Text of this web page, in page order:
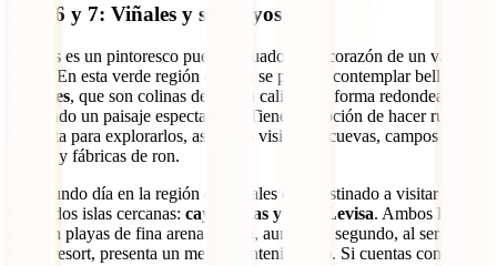
Días 6 y 7: Viñales y sus cayos
Viñales es un pintoresco pueblo situado en el corazón de un valle
único. En esta verde región cubana se pueden contemplar bellos
mogotes, que son colinas de piedra caliza con forma redondeada,
formando un paisaje espectacular. Tienes la opción de hacer rutas en
bicicleta para explorarlos, así como visitar las cuevas, campos de
tabaco y fábricas de ron.
El segundo día en la región de Viñales está destinado a visitar una
de las dos islas cercanas: cayo Jutías y cayo Levisa. Ambos lugares
ofrecen playas de fina arena blanca, aunque el segundo, al ser parte
de un resort, presenta un mejor mantenimiento. Si cuentas con un